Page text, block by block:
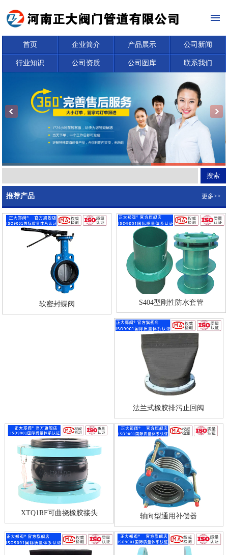
首页 企业简介 产品展示 公司新闻
行业知识 公司资质 公司图库 联系我们
推荐产品 更多>>
软密封蝶阀 S404型刚性防水套管
法兰式橡胶排污止回阀
XTQ1RF可曲挠橡胶接头 轴向型通用补偿器